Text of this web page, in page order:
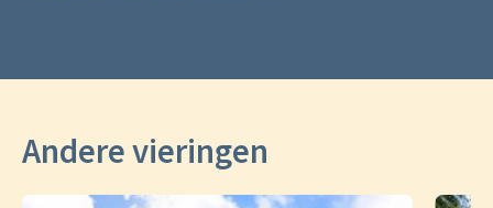
Andere vieringen